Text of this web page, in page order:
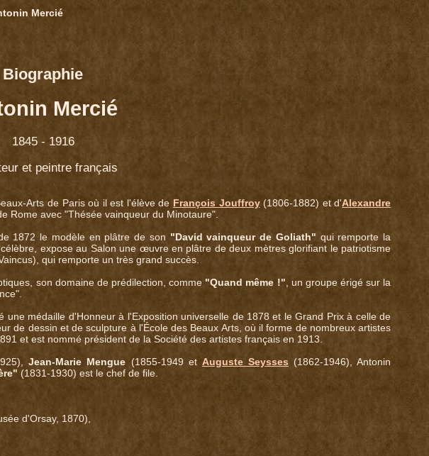
Mercié
Biographie
Mercié
1845 - 1916
et peintre français
Arts de Paris où il est l'élève de François Jouffroy(1806-1882) et d'Alexandre
Rome avec "Thésée vainqueur du Minotaure".
1872 le modèle en plâtre de son "David vainqueur de Goliath" qui remporte la
expose au Salon une œuvre en plâtre de deux mètres glorifiant le patriotisme
qui remporte un très grand succès.
son domaine de prédilection, comme "Quand même !" , un groupe érigé sur la
médaille d'Honneur à l'Exposition universelle de 1878 et le Grand Prix à celle de
de dessin et de sculpture à l'École des Beaux Arts, où il forme de nombreux artistes
et est nommé président de la Société des artistes français en 1913.
Jean-Marie Mengue (1855-1949 et Auguste Seysses(1862-1946), Antonin
(1831-1930) est le chef de file.
d'Orsay, 1870),